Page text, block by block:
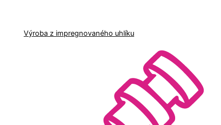
Výroba z impregnovaného uhlíku